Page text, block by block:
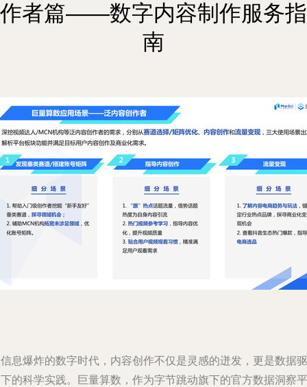
作者篇——数字内容制作服务指
南
息爆炸的数字时代，内容创作不仅是灵感的迸发，更是数据驱
的科学实践。巨量算数，作为字节跳动旗下的官方数据洞察平